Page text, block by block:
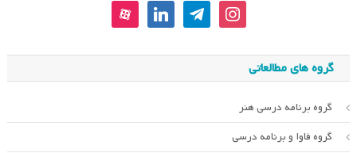
instagram
telegram
linkedin
aparat
گروه های مطالعاتی
گروه برنامه درسی هنر
گروه فاوا و برنامه درسی